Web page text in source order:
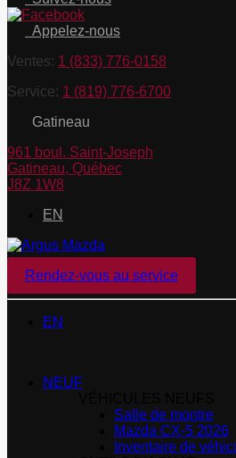
Appelez-nous
Ventes: 1 (833) 776-0158
Service: 1 (819) 776-6700
Gatineau
961 boul. Saint-Joseph
Gatineau, Québec
J8Z 1W8
EN
Rendez-vous au service
EN
NEUF
Salle de montre
Mazda CX-5 2026
Inventaire de